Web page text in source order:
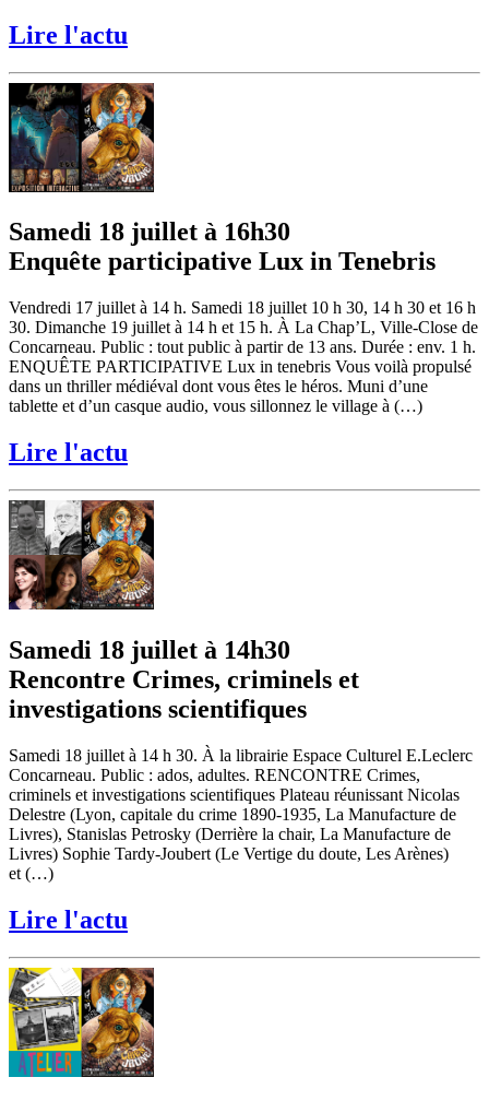
Lire l'actu
Samedi 18 juillet à 16h30
Enquête participative Lux in Tenebris
Vendredi 17 juillet à 14 h. Samedi 18 juillet 10 h 30, 14 h 30 et 16 h
30. Dimanche 19 juillet à 14 h et 15 h. À La Chap’L, Ville-Close de
Concarneau. Public : tout public à partir de 13 ans. Durée : env. 1 h.
ENQUÊTE PARTICIPATIVE Lux in tenebris Vous voilà propulsé
dans un thriller médiéval dont vous êtes le héros. Muni d’une
tablette et d’un casque audio, vous sillonnez le village à (…)
Lire l'actu
Samedi 18 juillet à 14h30
Rencontre Crimes, criminels et
investigations scientifiques
Samedi 18 juillet à 14 h 30. À la librairie Espace Culturel E.Leclerc
Concarneau. Public : ados, adultes. RENCONTRE Crimes,
criminels et investigations scientifiques Plateau réunissant Nicolas
Delestre (Lyon, capitale du crime 1890-1935, La Manufacture de
Livres), Stanislas Petrosky (Derrière la chair, La Manufacture de
Livres) Sophie Tardy-Joubert (Le Vertige du doute, Les Arènes)
et (…)
Lire l'actu